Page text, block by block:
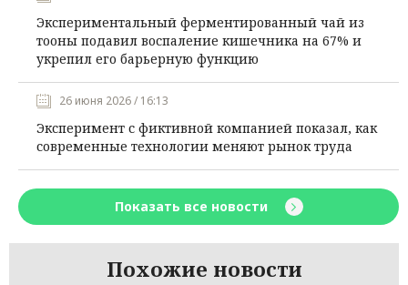
Экспериментальный ферментированный чай из
тооны подавил воспаление кишечника на 67% и
укрепил его барьерную функцию
26 июня 2026 / 16:13
Эксперимент с фиктивной компанией показал, как
современные технологии меняют рынок труда
Показать все новости
Похожие новости